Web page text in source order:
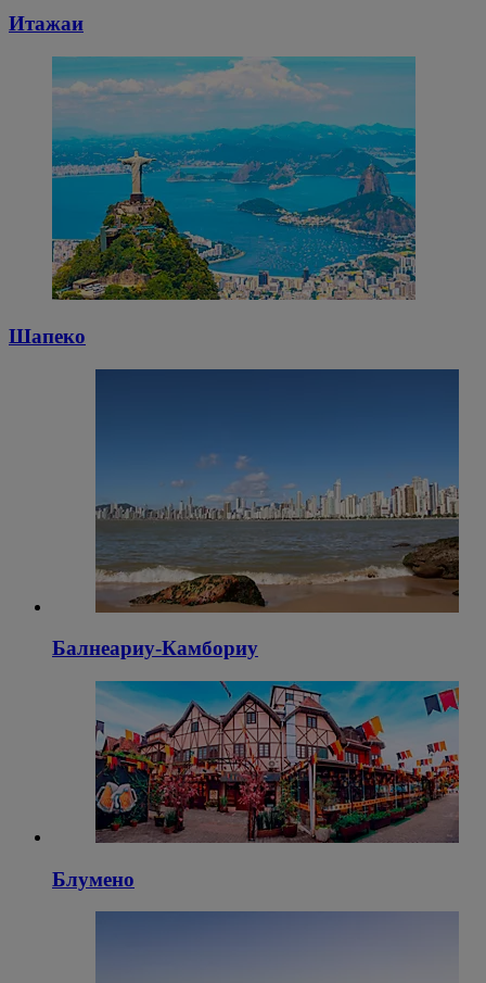
Итажаи
Шапеко
Балнеариу-Камбориу
Блумено